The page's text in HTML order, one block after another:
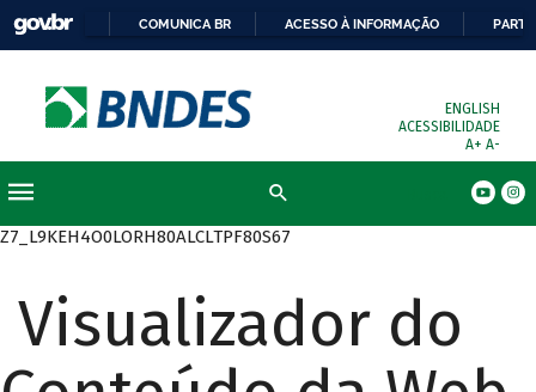
COMUNICA BR ACESSO À INFORMAÇÃO
ENGLISH
ACESSIBILIDADE
A+ A-
Z7_L9KEH4O0LORH80ALCLTPF80S67
Visualizador do